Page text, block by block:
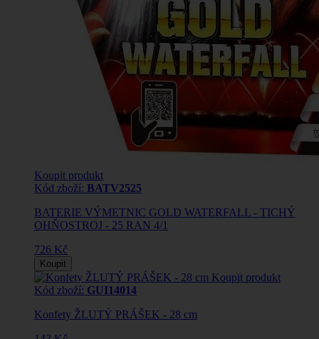
Koupit produkt
Kód zboží: BATV2525
BATERIE VÝMETNIC GOLD WATERFALL - TICHÝ
OHŇOSTROJ - 25 RAN 4/1
726 Kč
Koupit
Koupit produkt
Kód zboží: GUI14014
Konfety ŽLUTÝ PRÁŠEK - 28 cm